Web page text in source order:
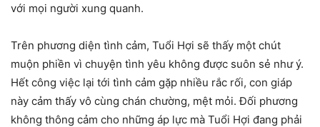
với mọi người xung quanh.
Trên phương diện tình cảm, Tuổi Hợi sẽ thấy một chút
muộn phiền vì chuyện tình yêu không được suôn sẻ như ý.
Hết công việc lại tới tình cảm gặp nhiều rắc rối, con giáp
này cảm thấy vô cùng chán chường, mệt mỏi. Đối phương
không thông cảm cho những áp lực mà Tuổi Hợi đang phải